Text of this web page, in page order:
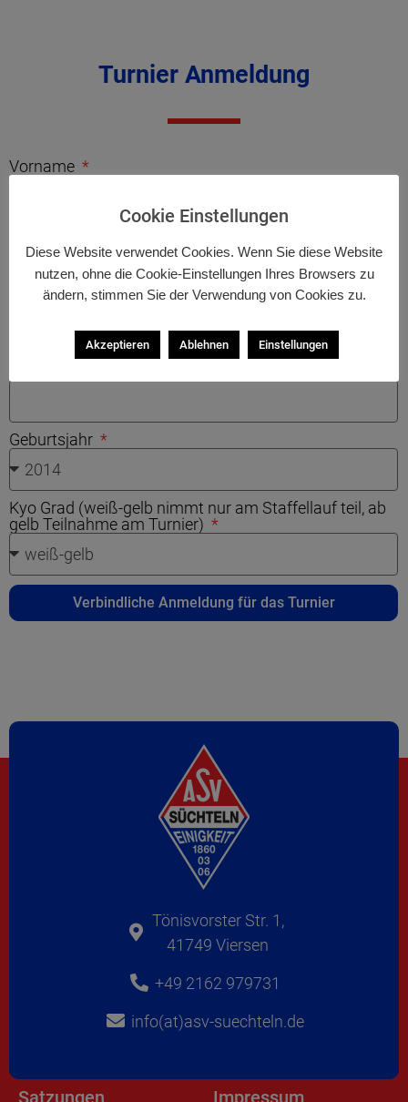
Turnier Anmeldung
Vorname
Geschlecht
Geburtsjahr
Kyo Grad (weiß-gelb nimmt nur am Staffellauf teil, ab
gelb Teilnahme am Turnier)
Verbindliche Anmeldung für das Turnier
Tönisvorster Str. 1,
41749 Viersen
+49 2162 979731
info(at)asv-suechteln.de
Satzungen Impressum
Cookie Einstellungen
Diese Website verwendet Cookies. Wenn Sie diese Website
nutzen, ohne die Cookie-Einstellungen Ihres Browsers zu
ändern, stimmen Sie der Verwendung von Cookies zu.
Akzeptieren Ablehnen Einstellungen